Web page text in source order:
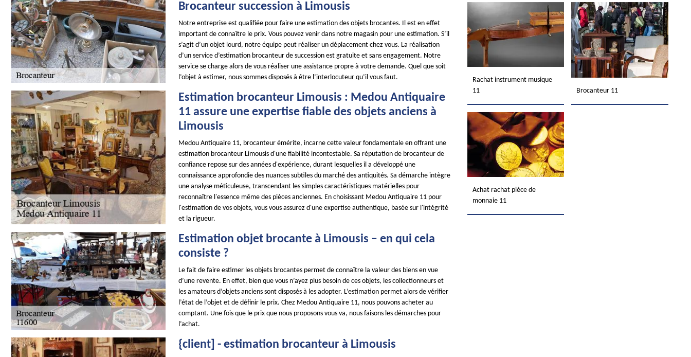
Brocanteur succession à Limousis
Notre entreprise est qualifiée pour faire une estimation des objets brocantes. Il est en effet
important de connaître le prix. Vous pouvez venir dans notre magasin pour une estimation. S’il
s’agit d’un objet lourd, notre équipe peut réaliser un déplacement chez vous. La réalisation
d’un service d’estimation brocanteur de succession est gratuite et sans engagement. Notre
service se charge alors de vous réaliser une assistance propre à votre demande. Quel que soit
l’objet à estimer, nous sommes disposés à être l’interlocuteur qu’il vous faut.
Estimation brocanteur Limousis : Medou Antiquaire
11 assure une expertise fiable des objets anciens à
Limousis
Medou Antiquaire 11, brocanteur émérite, incarne cette valeur fondamentale en offrant une
estimation brocanteur Limousis d'une fiabilité incontestable. Sa réputation de brocanteur de
confiance repose sur des années d'expérience, durant lesquelles il a développé une
connaissance approfondie des nuances subtiles du marché des antiquités. Sa démarche intègre
une analyse méticuleuse, transcendant les simples caractéristiques matérielles pour
reconnaître l'essence même des pièces anciennes. En choisissant Medou Antiquaire 11 pour
l'estimation de vos objets, vous vous assurez d'une expertise authentique, basée sur l'intégrité
et la rigueur.
Estimation objet brocante à Limousis – en qui cela
consiste ?
Le fait de faire estimer les objets brocantes permet de connaître la valeur des biens en vue
d’une revente. En effet, bien que vous n’ayez plus besoin de ces objets, les collectionneurs et
les amateurs d’objets anciens sont disposés à les adopter. L’estimation permet alors de vérifier
l’état de l’objet et de définir le prix. Chez Medou Antiquaire 11, nous pouvons acheter au
comptant. Une fois que le prix que nous proposons vous va, nous faisons les démarches pour
l’achat.
{client] - estimation brocanteur à Limousis
Rachat instrument musique
11
Brocanteur 11
Achat rachat pièce de
monnaie 11